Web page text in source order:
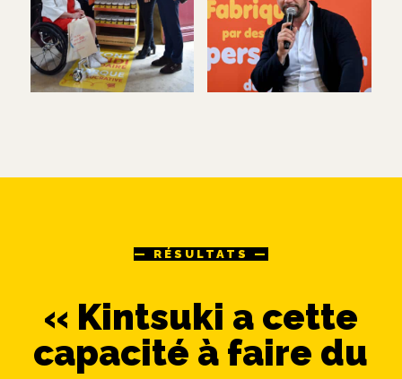
— RÉSULTATS —
« Kintsuki a cette
capacité à faire du